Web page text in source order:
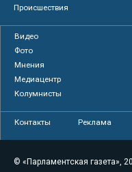
Происшествия
Видео
Фото
Мнения
Медиацентр
Колумнисты
Контакты Реклама
© «Парламентская газета»,